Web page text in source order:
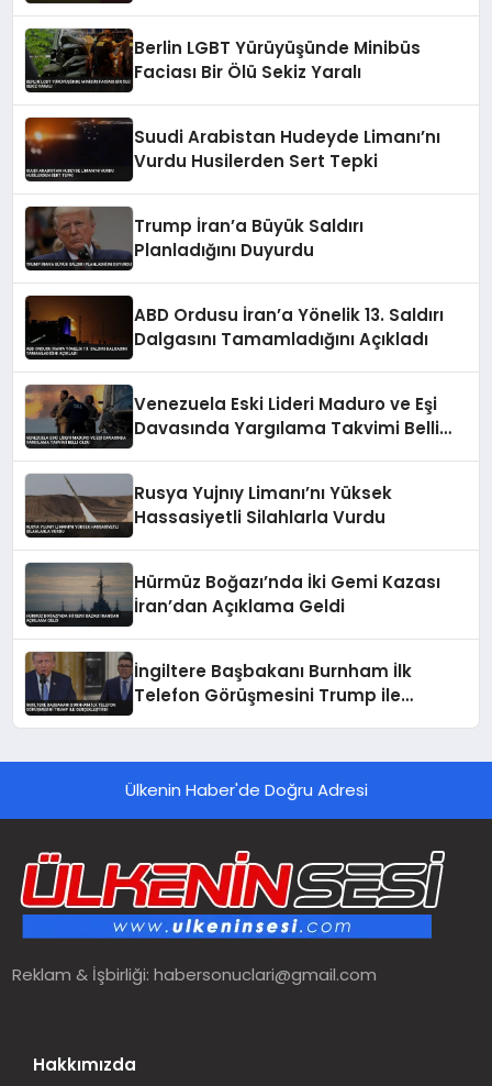
Berlin LGBT Yürüyüşünde Minibüs
Faciası Bir Ölü Sekiz Yaralı
Suudi Arabistan Hudeyde Limanı’nı
Vurdu Husilerden Sert Tepki
Trump İran’a Büyük Saldırı
Planladığını Duyurdu
ABD Ordusu İran’a Yönelik 13. Saldırı
Dalgasını Tamamladığını Açıkladı
Venezuela Eski Lideri Maduro ve Eşi
Davasında Yargılama Takvimi Belli
Rusya Yujnıy Limanı’nı Yüksek
Hassasiyetli Silahlarla Vurdu
Hürmüz Boğazı’nda İki Gemi Kazası
İran’dan Açıklama Geldi
İngiltere Başbakanı Burnham İlk
Telefon Görüşmesini Trump ile
Ülkenin Haber'de Doğru Adresi
Reklam & İşbirliği:habersonuclari@gmail.com
Hakkımızda